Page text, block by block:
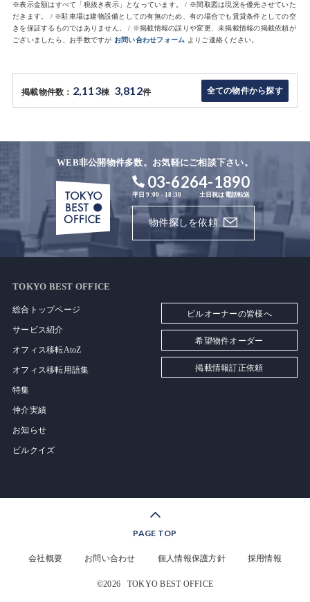
※表示金額はすべて「税抜き表示」となっています。 / ※間取図は現況を優先させていた
だきます。 / ※駐車場は建物設備としての有無のため、有の場合でも賃貸条件としての空
きを保証するものではありません。 / ※掲載情報の誤りや変更、未掲載情報の掲載依頼が
ございましたら、お手数ですが お問い合わせフォーム よりご連絡ください。
掲載物件数： 2,113棟 3,812件 全ての物件から探す
WEB非公開物件多数。お気軽にご相談下さい。
03-6264-1890
平日 9:00 - 18:30 土日祝は電話転送
物件探しを依頼
TOKYO BEST OFFICE
総合トップページ
サービス紹介
オフィス移転AtoZ
オフィス移転用語集
特集
仲介実績
お知らせ
ビルクイズ
ビルオーナーの皆様へ
希望物件オーダー
掲載情報訂正依頼
PAGE TOP
会社概要 お問い合わせ 個人情報保護方針 採用情報
©2026 TOKYO BEST OFFICE